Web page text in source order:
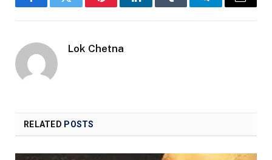
FacebookTwitter PinterestLinkedInTumblr TelegramEmail
Lok Chetna
RELATED POSTS